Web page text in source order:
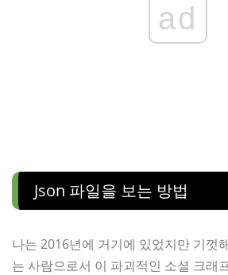
ad
Json 파일을 보는 방법
나는 2016년에 거기에 있었지만 기껏
는 사람으로서 이 파괴적인 소셜 크래